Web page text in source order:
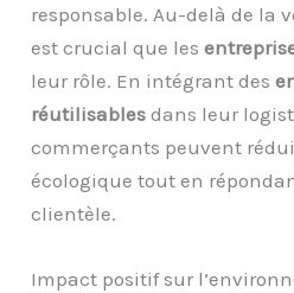
responsable. Au-delà de la
est crucial que les
leur rôle. En intégrant des
réutilisables dans leur
commerçants peuvent
écologique tout en
clientèle.
Impact positif sur